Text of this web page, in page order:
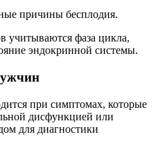
причины бесплодия.
учитываются фаза цикла,
эндокринной системы.
при симптомах, которые
дисфункцией или
для диагностики